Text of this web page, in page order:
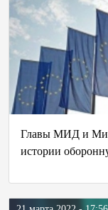
Главы МИД и
истории